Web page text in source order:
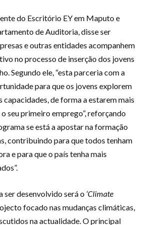
do Escritório EY em Maputo e
de Auditoria, disse ser
e outras entidades acompanhem
no processo de inserção dos jovens
Segundo ele, “esta parceria com a
para que os jovens explorem
capacidades, de forma a estarem mais
seu primeiro emprego”, reforçando
se está a apostar na formação
contribuindo para que todos tenham
e para que o país tenha mais
ser desenvolvido será o ‘Climate
focado nas mudanças climáticas,
na actualidade. O principal